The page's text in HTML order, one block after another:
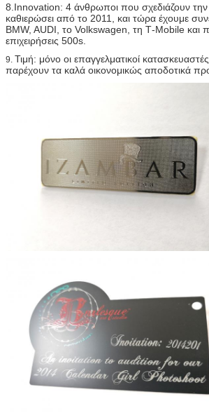
8.Innovation: 4 άνθρωποι που σχεδιάζουν
καθιερώσει από το 2011, και τώρα έχουμε
BMW, AUDI, το Volkswagen, τη Τ-Mobile και
επιχειρήσεις 500s.
9. Τιμή: μόνο οι επαγγελματικοί
παρέχουν τα καλά οικονομικώς αποδοτικά